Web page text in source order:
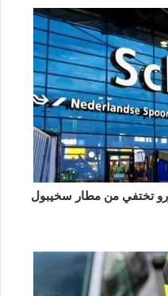
بقيمة 5 ملايين يورو تختفي من مطار سخيبول